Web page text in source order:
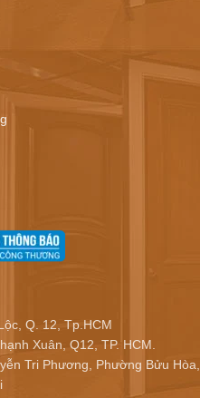
Q. 12, Tp.HCM
Xuân, Q12, TP. HCM.
Tri Phương, Phường Bửu Hòa,